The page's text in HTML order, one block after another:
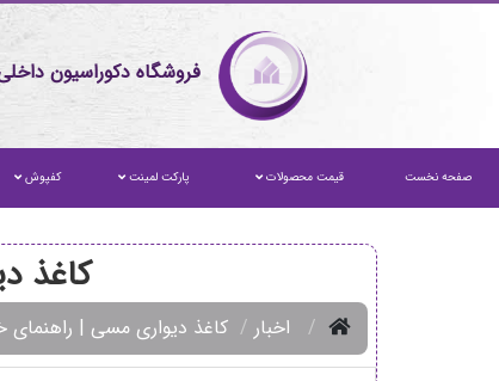
فروشگاه دکوراسیون
صفحه نخست قیمت محصولات پارکت لمینت کفپوش
کاغذ
اخبار کاغذ دیواری مسی | راهنمای